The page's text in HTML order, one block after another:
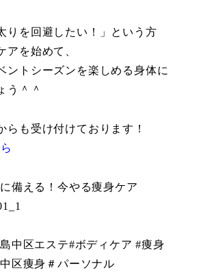
りを回避したい！」という方
アを始めて、
ントシーズンを楽しめる身体に
う＾＾
らも受け付けております！
中区エステ#ボディケア #痩身
区痩身＃パーソナル